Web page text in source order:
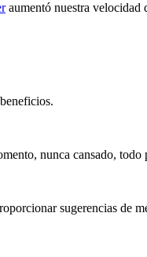
aumentó nuestra velocidad
nunca cansado, todo
sugerencias de